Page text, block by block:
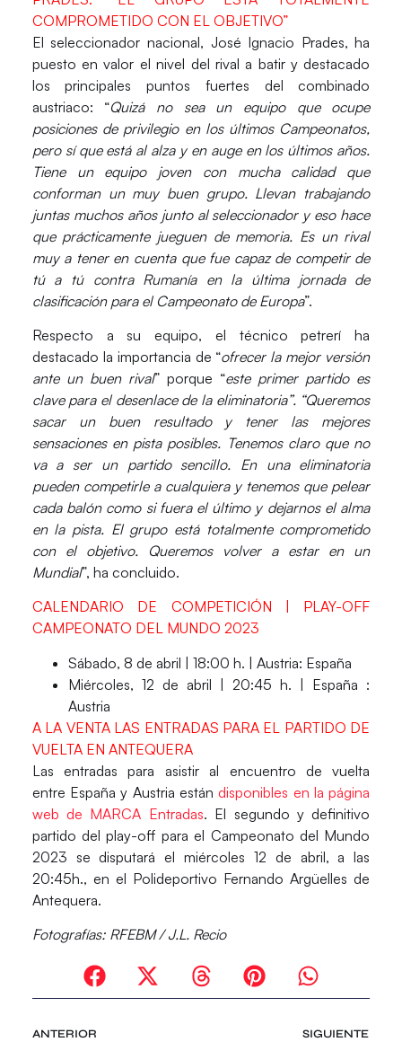
COMPROMETIDO CON EL OBJETIVO”
El seleccionador nacional, José Ignacio Prades, ha
puesto en valor el nivel del rival a batir y destacado
los principales puntos fuertes del combinado
austriaco: “Quizá no sea un equipo que ocupe
posiciones de privilegio en los últimos Campeonatos,
pero sí que está al alza y en auge en los últimos años.
Tiene un equipo joven con mucha calidad que
conforman un muy buen grupo. Llevan trabajando
juntas muchos años junto al seleccionador y eso hace
que prácticamente jueguen de memoria. Es un rival
muy a tener en cuenta que fue capaz de competir de
tú a tú contra Rumanía en la última jornada de
clasificación para el Campeonato de Europa”.
Respecto a su equipo, el técnico petrerí ha
destacado la importancia de “ofrecer la mejor versión
ante un buen rival” porque “este primer partido es
clave para el desenlace de la eliminatoria”. “Queremos
sacar un buen resultado y tener las mejores
sensaciones en pista posibles. Tenemos claro que no
va a ser un partido sencillo. En una eliminatoria
pueden competirle a cualquiera y tenemos que pelear
cada balón como si fuera el último y dejarnos el alma
en la pista. El grupo está totalmente comprometido
con el objetivo. Queremos volver a estar en un
Mundial”, ha concluido.
CALENDARIO DE COMPETICIÓN | PLAY-OFF
CAMPEONATO DEL MUNDO 2023
Sábado, 8 de abril | 18:00 h. | Austria: España
Miércoles, 12 de abril | 20:45 h. | España :
Austria
A LA VENTA LAS ENTRADAS PARA EL PARTIDO DE
VUELTA EN ANTEQUERA
Las entradas para asistir al encuentro de vuelta
entre España y Austria estándisponibles en la página
web de MARCA Entradas. El segundo y definitivo
partido del play-off para el Campeonato del Mundo
2023 se disputará el miércoles 12 de abril, a las
20:45h., en el Polideportivo Fernando Argüelles de
Antequera.
Fotografías: RFEBM / J.L. Recio
ANTERIOR SIGUIENTE